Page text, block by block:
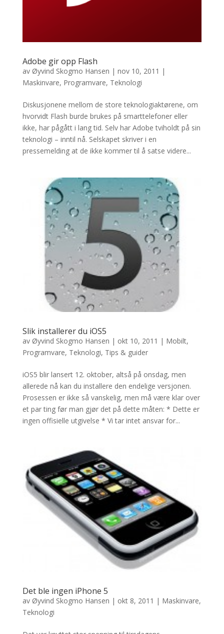
Adobe gir opp Flash
av Øyvind Skogmo Hansen | nov 10, 2011 |
Maskinvare, Programvare, Teknologi
Diskusjonene mellom de store teknologiaktørene, om
hvorvidt Flash burde brukes på smarttelefoner eller
ikke, har pågått i lang tid. Selv har Adobe tviholdt på sin
teknologi – inntil nå. Selskapet skriver i en
pressemelding at de ikke kommer til å satse videre...
Slik installerer du iOS5
av Øyvind Skogmo Hansen | okt 10, 2011 | Mobilt,
Programvare, Teknologi, Tips & guider
iOS5 blir lansert 12. oktober, altså på onsdag, men
allerede nå kan du installere den endelige versjonen.
Prosessen er ikke så vanskelig, men må være klar over
et par ting før man gjør det på dette måten: * Dette er
ingen offisielle utgivelse * Vi tar intet ansvar for...
Det ble ingen iPhone 5
av Øyvind Skogmo Hansen | okt 8, 2011 | Maskinvare,
Teknologi